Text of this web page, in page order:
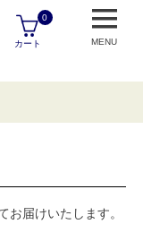
カート
0
MENU
お届けいたします。